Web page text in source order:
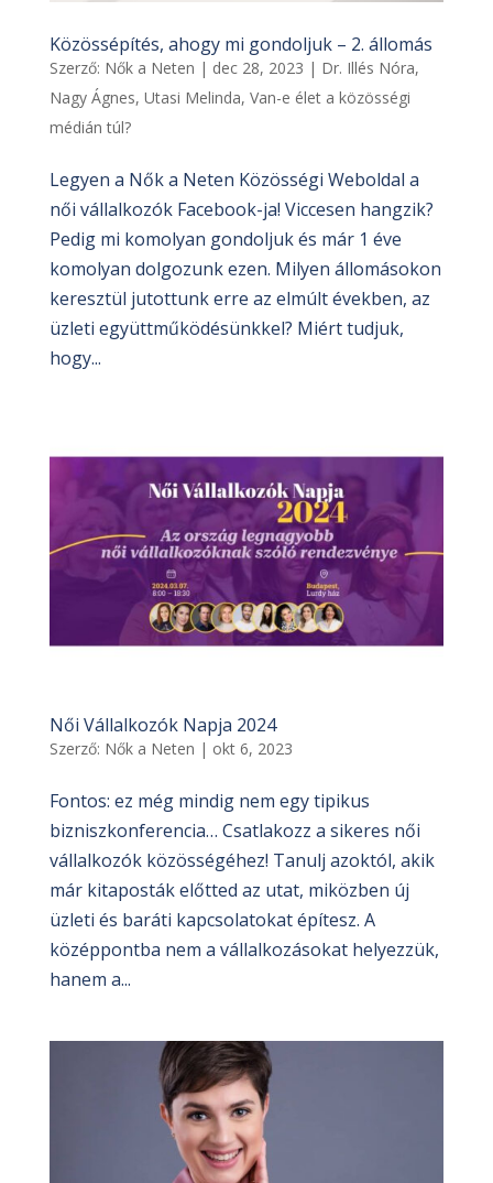
Közössépítés, ahogy mi gondoljuk – 2. állomás
Szerző: Nők a Neten | dec 28, 2023 | Dr. Illés Nóra,
Nagy Ágnes, Utasi Melinda, Van-e élet a közösségi
médián túl?
Legyen a Nők a Neten Közösségi Weboldal a
női vállalkozók Facebook-ja! Viccesen hangzik?
Pedig mi komolyan gondoljuk és már 1 éve
komolyan dolgozunk ezen. Milyen állomásokon
keresztül jutottunk erre az elmúlt években, az
üzleti együttműködésünkkel? Miért tudjuk,
hogy...
Női Vállalkozók Napja 2024
Szerző: Nők a Neten | okt 6, 2023
Fontos: ez még mindig nem egy tipikus
bizniszkonferencia… Csatlakozz a sikeres női
vállalkozók közösségéhez! Tanulj azoktól, akik
már kitaposták előtted az utat, miközben új
üzleti és baráti kapcsolatokat építesz. A
középpontba nem a vállalkozásokat helyezzük,
hanem a...